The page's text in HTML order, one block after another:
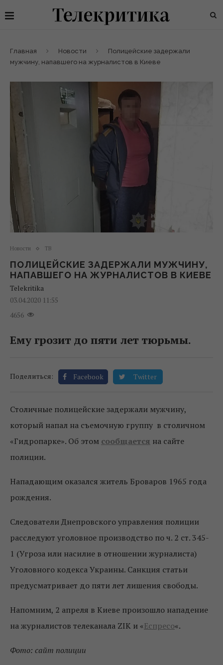
Главная Новости
Полицейские задержали
мужчину, напавшего на журналистов в Киеве
Новости ТВ
ПОЛИЦЕЙСКИЕ ЗАДЕРЖАЛИ МУЖЧИНУ,
НАПАВШЕГО НА ЖУРНАЛИСТОВ В КИЕВЕ
Telekritika
03.04.2020 11:55
4656
Ему грозит до пяти лет тюрьмы.
Поделиться: Facebook Twitter
Столичные полицейские задержали мужчину,
который напал на съемочную группу в столичном
«Гидропарке». Об этом сообщается на сайте
полиции.
Нападающим оказался житель Броваров 1965 года
рождения.
Следователи Днепровского управления полиции
расследуют уголовное производство по ч. 2 ст. 345-
1 (Угроза или насилие в отношении журналиста)
Уголовного кодекса Украины. Санкция статьи
предусматривает до пяти лет лишения свободы.
Напомним, 2 апреля в Киеве произошло нападение
на журналистов телеканала ZIK и «Еспресо«.
Фото: сайт полиции